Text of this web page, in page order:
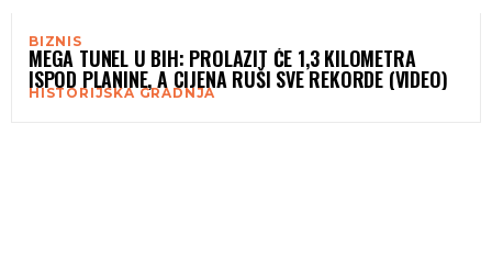
BIZNIS
MEGA TUNEL U BIH: PROLAZIT ĆE 1,3 KILOMETRA
ISPOD PLANINE, A CIJENA RUŠI SVE REKORDE (VIDEO)
HISTORIJSKA GRADNJA